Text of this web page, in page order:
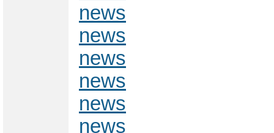
news
news
news
news
news
news